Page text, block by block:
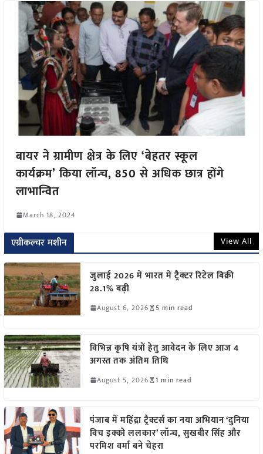
बायर ने ग्रामीण क्षेत्र के लिए ‘बेहतर स्कूल
कार्यक्रम’ किया लॉन्च, 850 से अधिक छात्र होंगे
लाभान्वित
March 18, 2024
एग्रीकल्चर मशीन View All
जुलाई 2026 में भारत में ट्रैक्टर रिटेल बिक्री
28.1% बढ़ी
August 6, 2026 5 min read
विभिन्न कृषि यंत्रों हेतु आवेदन के लिए आज 4
अगस्त तक अंतिम तिथि
August 5, 2026 1 min read
पंजाब में महिंद्रा ट्रैक्टर्स का नया अभियान ‘दुनिया
विच इक्को ललकार’ लॉन्च, सुखबीर सिंह और
परमिश वर्मा बने चेहरा